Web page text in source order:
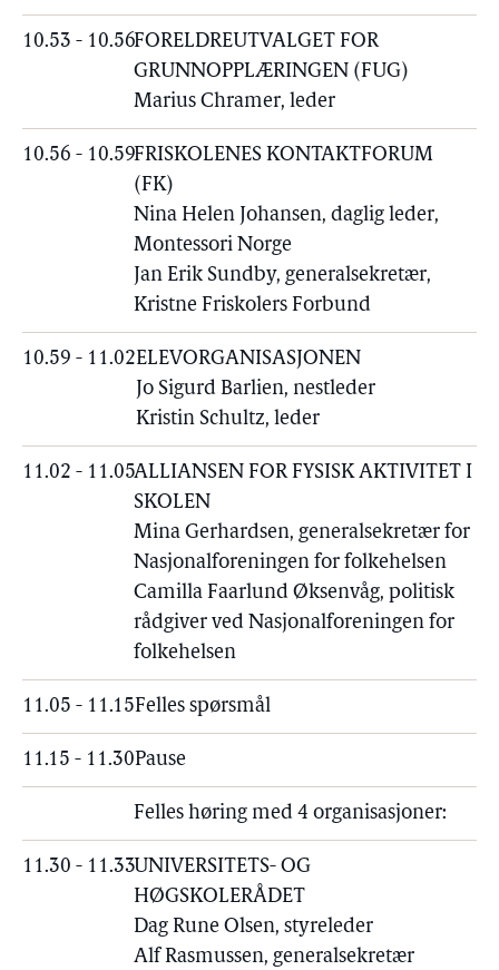
10.53 - 10.56FORELDREUTVALGET FOR
GRUNNOPPLÆRINGEN (FUG)
Marius Chramer, leder
10.56 - 10.59FRISKOLENES KONTAKTFORUM
(FK)
Nina Helen Johansen, daglig leder,
Montessori Norge
Jan Erik Sundby, generalsekretær,
Kristne Friskolers Forbund
10.59 - 11.02ELEVORGANISASJONEN
Jo Sigurd Barlien, nestleder
Kristin Schultz, leder
11.02 - 11.05ALLIANSEN FOR FYSISK AKTIVITET I
SKOLEN
Mina Gerhardsen, generalsekretær for
Nasjonalforeningen for folkehelsen
Camilla Faarlund Øksenvåg, politisk
rådgiver ved Nasjonalforeningen for
folkehelsen
11.05 - 11.15Felles spørsmål
11.15 - 11.30Pause
Felles høring med 4 organisasjoner:
11.30 - 11.33UNIVERSITETS- OG
HØGSKOLERÅDET
Dag Rune Olsen, styreleder
Alf Rasmussen, generalsekretær